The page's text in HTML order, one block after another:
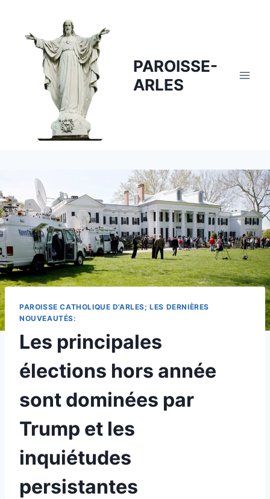
content
PAROISSE-
ARLES
PAROISSE CATHOLIQUE D'ARLES; LES DERNIÈRES
NOUVEAUTÉS:
Les principales
élections hors année
sont dominées par
Trump et les
inquiétudes
persistantes